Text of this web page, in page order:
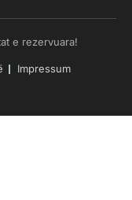
e rezervuara!
Impressum